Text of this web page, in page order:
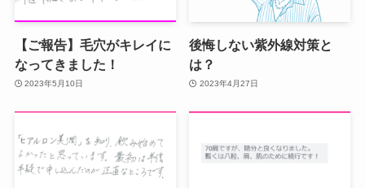
【ご報告】毛穴がキレイに
なってきました！
2023年5月10日
後悔しない紫外線対策と
は？
2023年4月27日